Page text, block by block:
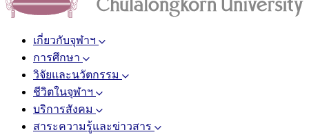
เกี่ยวกับจุฬาฯ
การศึกษา
วิจัยและนวัตกรรม
ชีวิตในจุฬาฯ
บริการสังคม
สาระความรู้และข่าวสาร